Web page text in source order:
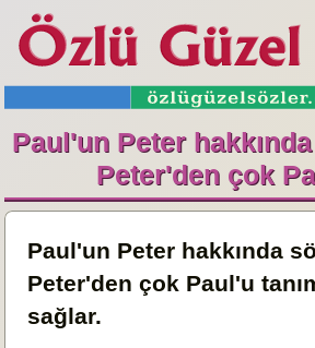
Paul'un Peter
Peter'den çok
Paul'un Peter hakkında
Peter'den çok Paul'u
sağlar.